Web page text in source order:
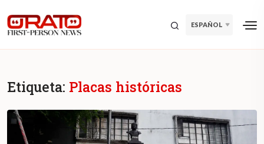
ESPAÑOL
Etiqueta: Placas históricas